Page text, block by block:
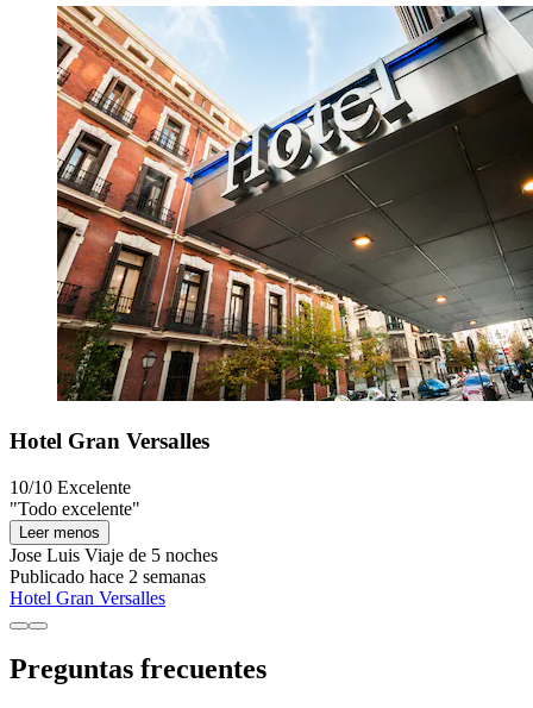
Hotel Gran Versalles
10/10 Excelente
"Todo excelente"
Leer menos
Jose Luis Viaje de 5 noches
Publicado hace 2 semanas
Hotel Gran Versalles
Preguntas frecuentes